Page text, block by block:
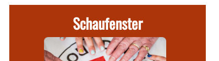
Schaufenster